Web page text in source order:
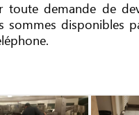
toute demande de
sommes disponibles